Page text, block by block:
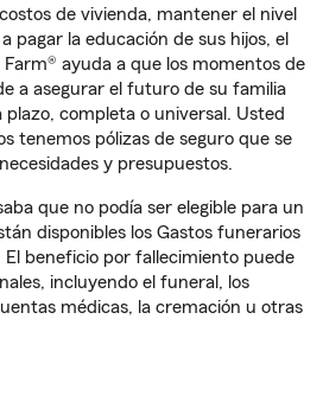
de vivienda, mantener el nivel
pagar la educación de sus hijos, el
ayuda a que los momentos de
a asegurar el futuro de su familia
plazo, completa o universal. Usted
tenemos pólizas de seguro que se
y presupuestos.
que no podía ser elegible para un
disponibles los Gastos funerarios
beneficio por fallecimiento puede
incluyendo el funeral, los
médicas, la cremación u otras